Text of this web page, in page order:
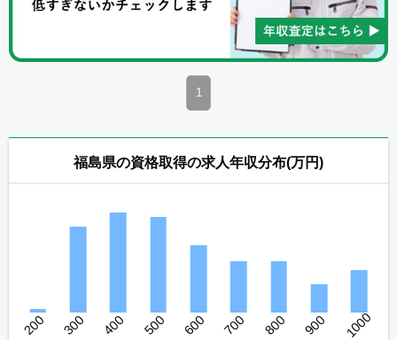
1
福島県の資格取得の求人年収分布(万円)
200 300 400 500 600 700 800 900 1000